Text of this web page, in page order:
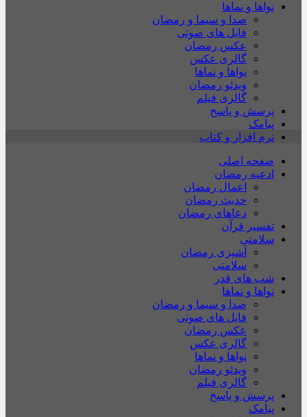
نواها و نماها
صدا و سیما و رمضان
فایل های صوتی
عکس رمضان
گالری عکس
نواها و نماها
ویدئو رمضان
گالری فیلم
پرسش و پاسخ
پیامک
نرم افزار و کتاب
صفحه اصلی
ادعیه رمضان
اعمال رمضان
حدیث رمضان
دعاهای رمضان
تفسیر قرآن
سلامتی
آشپزی رمضان
سلامتی
شب های قدر
نواها و نماها
صدا و سیما و رمضان
فایل های صوتی
عکس رمضان
گالری عکس
نواها و نماها
ویدئو رمضان
گالری فیلم
پرسش و پاسخ
پیامک